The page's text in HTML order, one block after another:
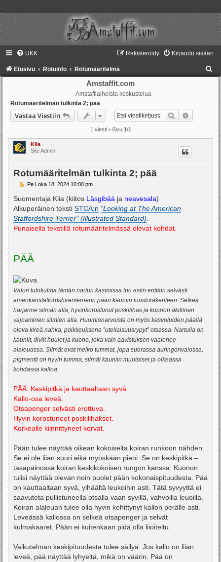
UKK Kirjaudu sisään
Rekisteröidy
Etusivu Rotuinfo Rotumääritelmä
Amstaffit.com
Amstaffiaiheista keskustelua
Rotumääritelmän tulkinta 2; pää
Vastaa Viestiin Etsi
1 viesti • Sivu 1/1
Kiia
Site Admin
Rotumääritelmän tulkinta 2; pää
V
e
t
i
Pe Loka 18, 2024 10:00 pm
Suomentaja Kiia (kiitos Läsgibää ja neavesala)
Alkuperäinen teksti STCA:n "Looking at The American
Staffordshire Terrier" (Illustrated Standard)
Punaisella tekstillä rotumääritelmässä olevat kohdat.
PÄÄ
Valon tulokulma tämän nartun kasvoissa tuo esiin erittäin selvästi
amerikanstaffordshirenterrierin pään kauniin luustorakenteen. Selkeä
harjanne silmän alla, hyvinkorostunut poskilihas ja kuonon äkillinen
vajoaminen silmien alla. Huomionarvoista on myös kasvoluiden päällä
oleva kireä nahka, poikkeuksena ”uteliaisuusrypyt” otsassa. Nartulla on
kauniit, tiiviit huulet ja kuono, joka vain aavistuksen vaalenee
alaleuassa. Silmät ovat melko tummat, jopa suorassa auringonvalossa,
pigmentti on hyvin tumma, silmät kauniin muotoiset ja oikeassa
kohdassa kalloa.
PÄÄ: Keskipitkä ja kauttaaltaan syvä.
Kallo-osa leveä.
Otsapenger selvästi erottuva.
Hyvin korostuneet poskilihakset.
Korkealle kiinnittyneet korvat.
Pään tulee näyttää oikean kokoiselta koiran runkoon nähden.
Se ei ole liian suuri eikä myöskään pieni. Se on keskipitkä –
tasapainossa koiran keskikokoisen rungon kanssa. Kuonon
tulisi näyttää olevan noin puolet pään kokonaispituudesta. Pää
on kauttaaltaan syvä, ylhäältä leukoihin asti. Tätä syvyyttä ei
saavuteta pullistuneella otsalla vaan syvillä, vahvoilla leuoilla.
Koiran alaleuan tulee olla hyvin kehittynyt kallon perälle asti.
Leveässä kallossa on selkeä otsapenger ja selvät
kulmakaaret. Pään ei kuitenkaan pidä olla liioiteltu.
Vaikutelman keskipituudesta tulee säilyä. Jos kallo on liian
leveä, pää näyttää lyhyeltä, mikä on väärin. Pää on